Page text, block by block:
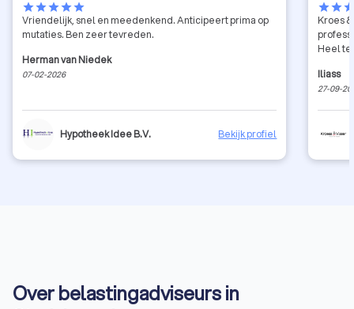
starstarstarstarstar
Vriendelijk, snel en meedenkend. Anticipeert prima op
mutaties. Ben zeer tevreden.
Herman van Niedek
07-02-2026
Hypotheek Idee B.V. Bekijk profiel
starstar
Kroes
Heel
Iliass
27-09-
Over belastingadviseurs in